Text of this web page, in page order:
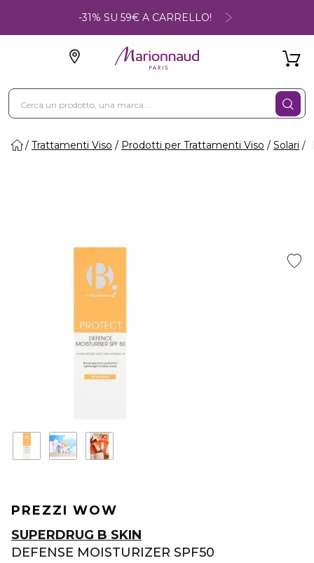
-31% SU 59€ A CARRELLO!
Trattamenti Viso Prodotti per Trattamenti Viso Solari
PREZZI WOW
SUPERDRUG B SKIN
DEFENSE MOISTURIZER SPF50